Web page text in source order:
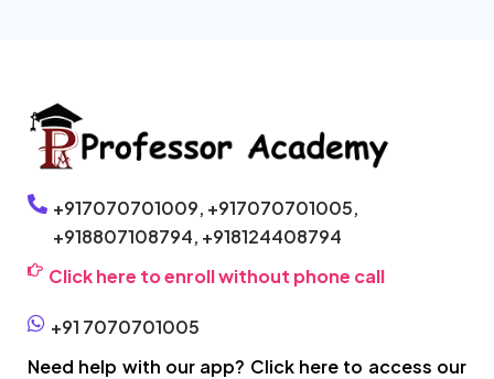
+917070701009, +917070701005,
+918807108794, +918124408794
Click here to enroll without phone call
+91 7070701005
Need help with our app? Click here to access our